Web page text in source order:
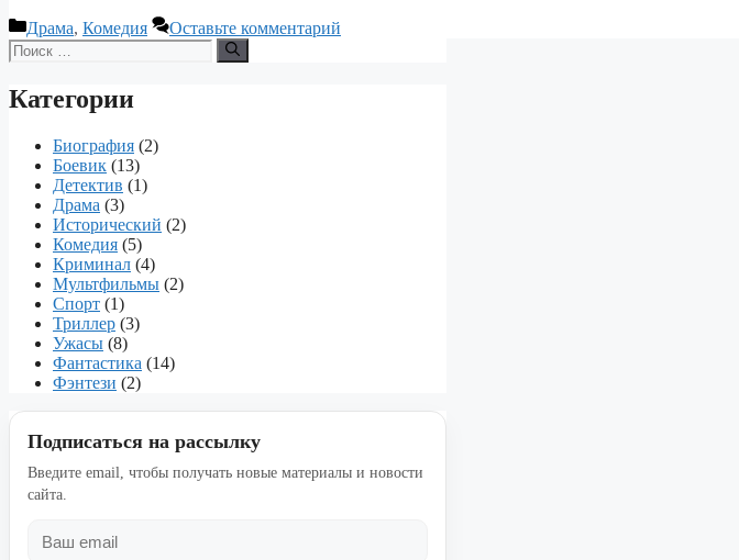
Рубрики
Драма, Комедия
Оставьте комментарий
Поиск:
Категории
Биография (2)
Боевик (13)
Детектив (1)
Драма (3)
Исторический (2)
Комедия (5)
Криминал (4)
Мультфильмы (2)
Спорт (1)
Триллер (3)
Ужасы (8)
Фантастика (14)
Фэнтези (2)
Подписаться на рассылку
Введите email, чтобы получать новые материалы и новости
сайта.